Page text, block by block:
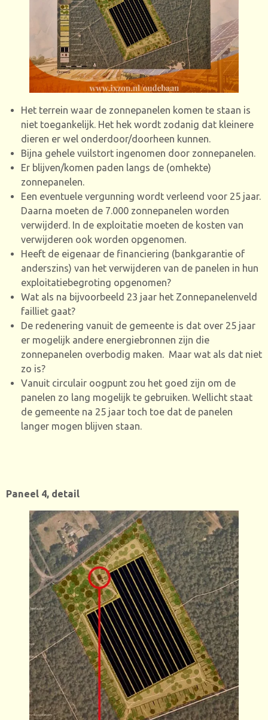
Het terrein waar de zonnepanelen komen te staan is
niet toegankelijk. Het hek wordt zodanig dat kleinere
dieren er wel onderdoor/doorheen kunnen.
Bijna gehele vuilstort ingenomen door zonnepanelen.
Er blijven/komen paden langs de (omhekte)
zonnepanelen.
Een eventuele vergunning wordt verleend voor 25 jaar.
Daarna moeten de 7.000 zonnepanelen worden
verwijderd. In de exploitatie moeten de kosten van
verwijderen ook worden opgenomen.
Heeft de eigenaar de financiering (bankgarantie of
anderszins) van het verwijderen van de panelen in hun
exploitatiebegroting opgenomen?
Wat als na bijvoorbeeld 23 jaar het Zonnepanelenveld
failliet gaat?
De redenering vanuit de gemeente is dat over 25 jaar
er mogelijk andere energiebronnen zijn die
zonnepanelen overbodig maken.
Maar wat als dat niet
zo is?
Vanuit circulair oogpunt zou het goed zijn om de
panelen zo lang mogelijk te gebruiken. Wellicht staat
de gemeente na 25 jaar toch toe dat de panelen
langer mogen blijven staan.
Paneel 4, detail